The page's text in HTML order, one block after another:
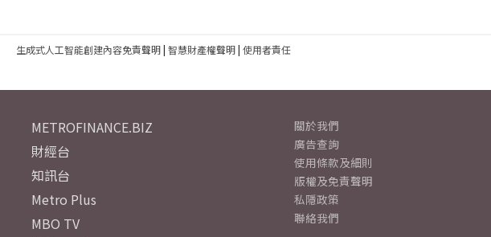
生成式人工智能創建內容免責聲明| 智慧財產權聲明| 使用者責任
METROFINANCE.BIZ
財經台
知訊台
Metro Plus
MBO TV
關於我們
廣告查詢
使用條款及細則
版權及免責聲明
私隱政策
聯絡我們